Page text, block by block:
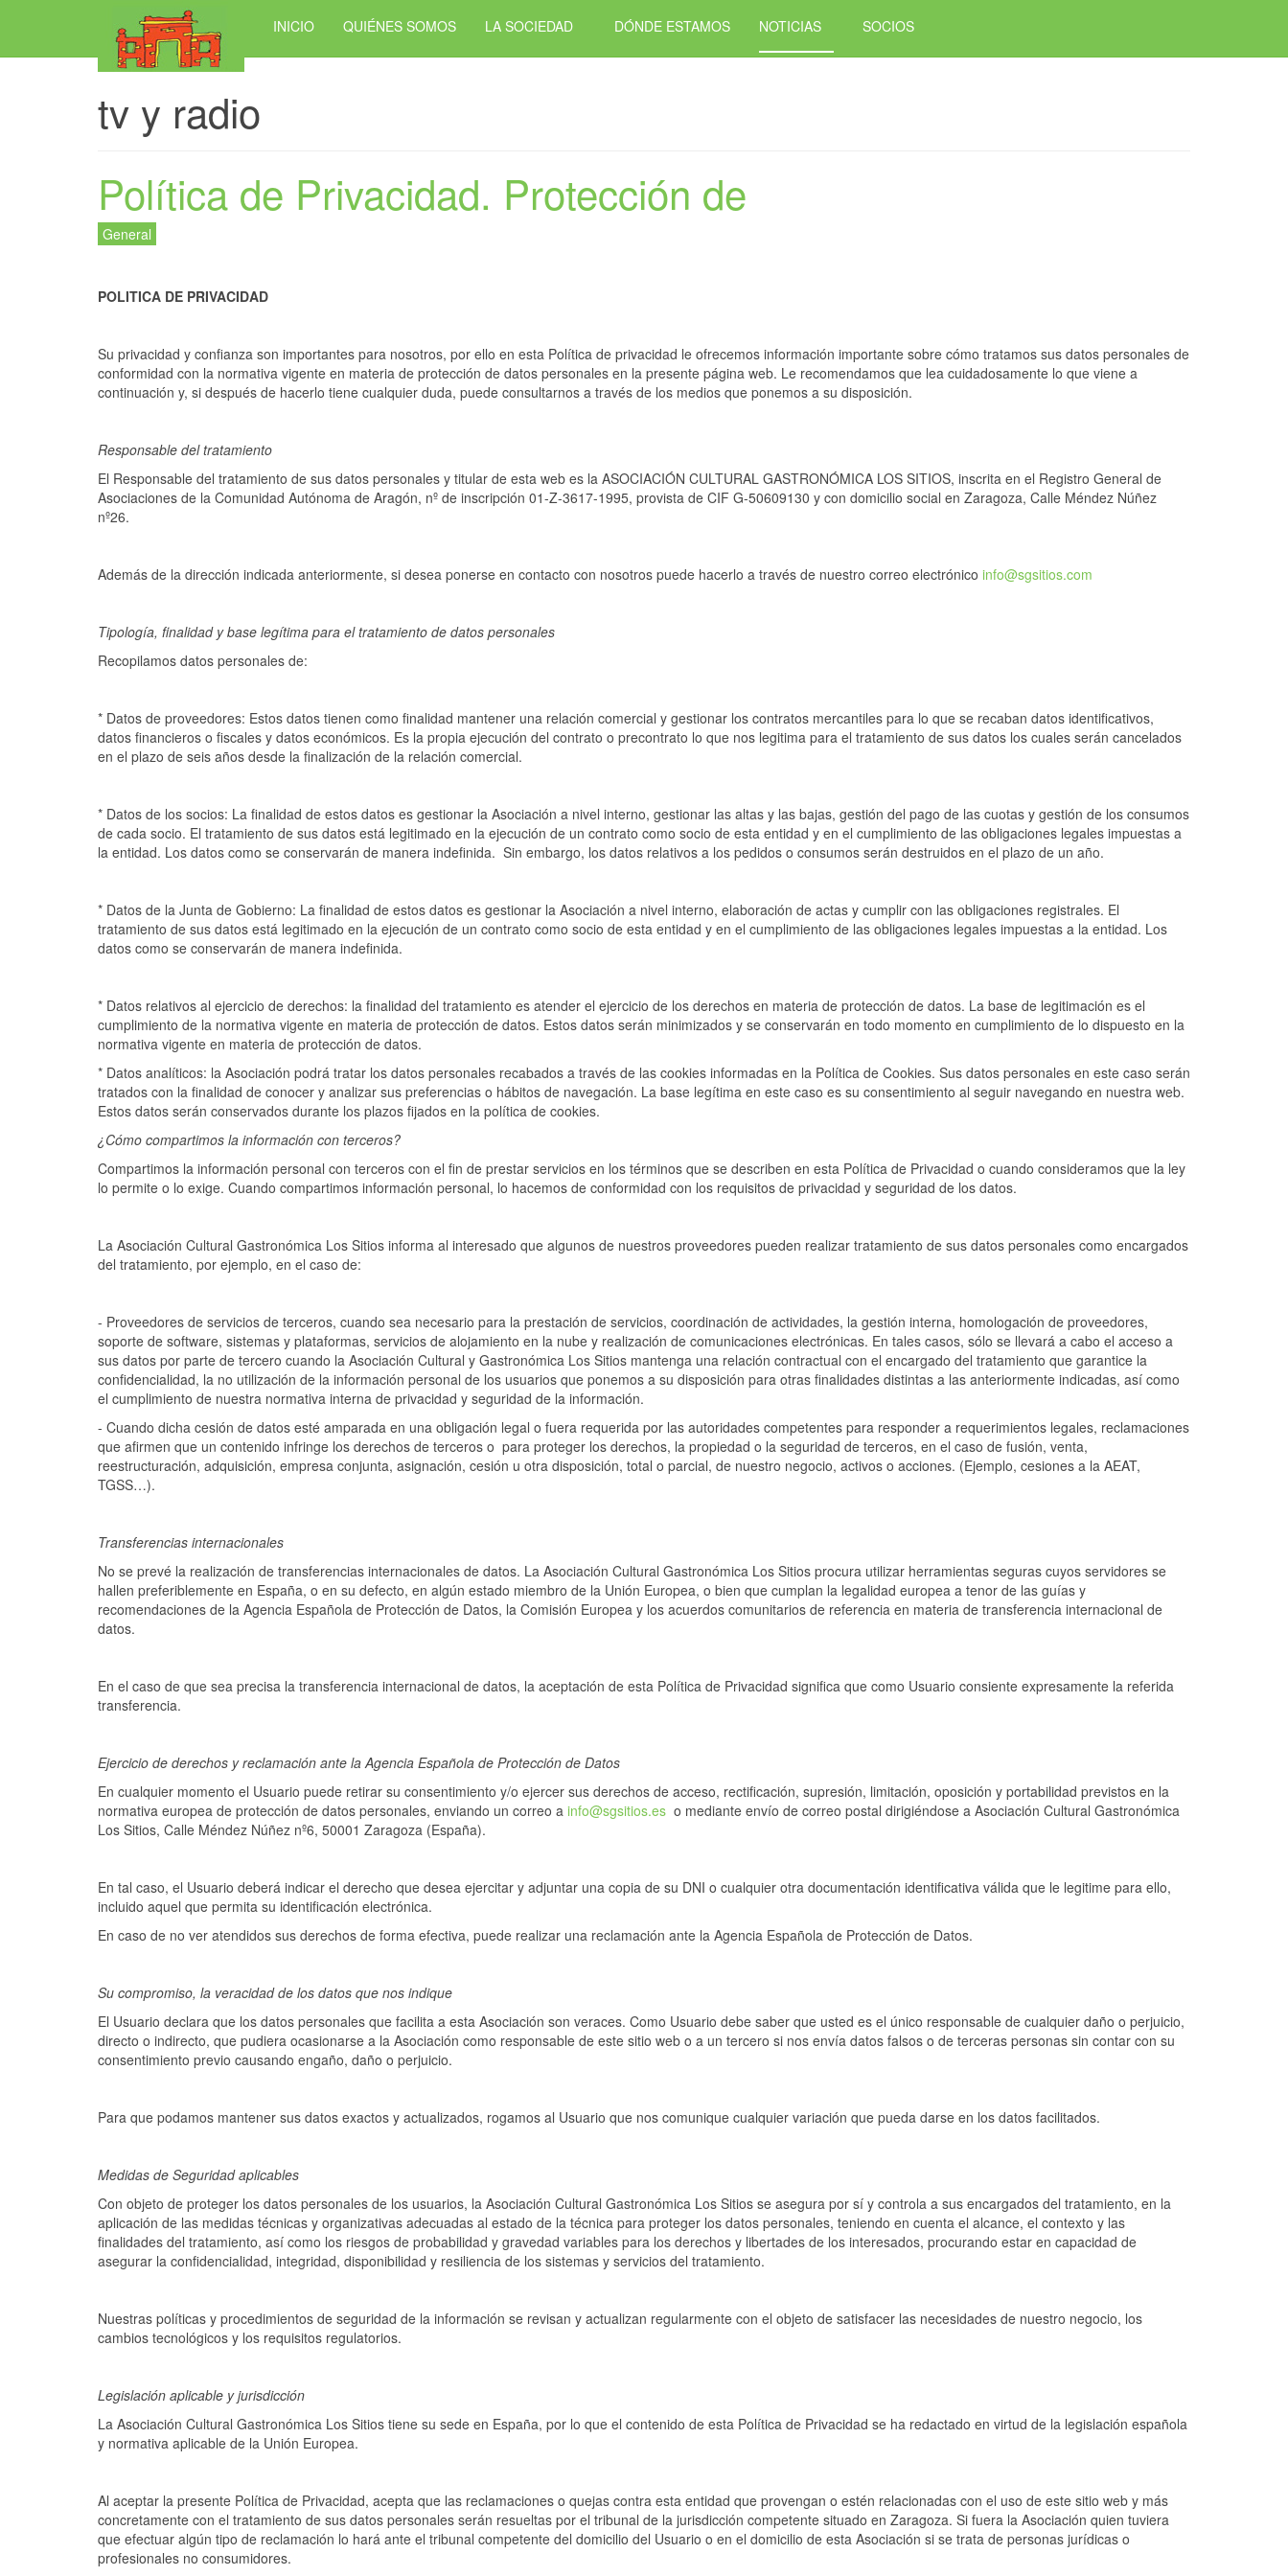
INICIO QUIÉNES SOMOS LA SOCIEDAD DÓNDE ESTAMOS NOTICIAS SOCIOS
tv y radio
Política de Privacidad. Protección de
General
POLITICA DE PRIVACIDAD
Su privacidad y confianza son importantes para nosotros, por ello en esta Política de privacidad le ofrecemos información importante sobre cómo tratamos sus datos personales de
conformidad con la normativa vigente en materia de protección de datos personales en la presente página web. Le recomendamos que lea cuidadosamente lo que viene a
continuación y, si después de hacerlo tiene cualquier duda, puede consultarnos a través de los medios que ponemos a su disposición.
Responsable del tratamiento
El Responsable del tratamiento de sus datos personales y titular de esta web es la ASOCIACIÓN CULTURAL GASTRONÓMICA LOS SITIOS, inscrita en el Registro General de
Asociaciones de la Comunidad Autónoma de Aragón, nº de inscripción 01-Z-3617-1995, provista de CIF G-50609130 y con domicilio social en Zaragoza, Calle Méndez Núñez
nº26.
Además de la dirección indicada anteriormente, si desea ponerse en contacto con nosotros puede hacerlo a través de nuestro correo electrónico info@sgsitios.com
Tipología, finalidad y base legítima para el tratamiento de datos personales
Recopilamos datos personales de:
* Datos de proveedores: Estos datos tienen como finalidad mantener una relación comercial y gestionar los contratos mercantiles para lo que se recaban datos identificativos,
datos financieros o fiscales y datos económicos. Es la propia ejecución del contrato o precontrato lo que nos legitima para el tratamiento de sus datos los cuales serán cancelados
en el plazo de seis años desde la finalización de la relación comercial.
* Datos de los socios: La finalidad de estos datos es gestionar la Asociación a nivel interno, gestionar las altas y las bajas, gestión del pago de las cuotas y gestión de los consumos
de cada socio. El tratamiento de sus datos está legitimado en la ejecución de un contrato como socio de esta entidad y en el cumplimiento de las obligaciones legales impuestas a
la entidad. Los datos como se conservarán de manera indefinida. Sin embargo, los datos relativos a los pedidos o consumos serán destruidos en el plazo de un año.
* Datos de la Junta de Gobierno: La finalidad de estos datos es gestionar la Asociación a nivel interno, elaboración de actas y cumplir con las obligaciones registrales. El
tratamiento de sus datos está legitimado en la ejecución de un contrato como socio de esta entidad y en el cumplimiento de las obligaciones legales impuestas a la entidad. Los
datos como se conservarán de manera indefinida.
* Datos relativos al ejercicio de derechos: la finalidad del tratamiento es atender el ejercicio de los derechos en materia de protección de datos. La base de legitimación es el
cumplimiento de la normativa vigente en materia de protección de datos. Estos datos serán minimizados y se conservarán en todo momento en cumplimiento de lo dispuesto en la
normativa vigente en materia de protección de datos.
* Datos analíticos: la Asociación podrá tratar los datos personales recabados a través de las cookies informadas en la Política de Cookies. Sus datos personales en este caso serán
tratados con la finalidad de conocer y analizar sus preferencias o hábitos de navegación. La base legítima en este caso es su consentimiento al seguir navegando en nuestra web.
Estos datos serán conservados durante los plazos fijados en la política de cookies.
¿Cómo compartimos la información con terceros?
Compartimos la información personal con terceros con el fin de prestar servicios en los términos que se describen en esta Política de Privacidad o cuando consideramos que la ley
lo permite o lo exige. Cuando compartimos información personal, lo hacemos de conformidad con los requisitos de privacidad y seguridad de los datos.
La Asociación Cultural Gastronómica Los Sitios informa al interesado que algunos de nuestros proveedores pueden realizar tratamiento de sus datos personales como encargados
del tratamiento, por ejemplo, en el caso de:
- Proveedores de servicios de terceros, cuando sea necesario para la prestación de servicios, coordinación de actividades, la gestión interna, homologación de proveedores,
soporte de software, sistemas y plataformas, servicios de alojamiento en la nube y realización de comunicaciones electrónicas. En tales casos, sólo se llevará a cabo el acceso a
sus datos por parte de tercero cuando la Asociación Cultural y Gastronómica Los Sitios mantenga una relación contractual con el encargado del tratamiento que garantice la
confidencialidad, la no utilización de la información personal de los usuarios que ponemos a su disposición para otras finalidades distintas a las anteriormente indicadas, así como
el cumplimiento de nuestra normativa interna de privacidad y seguridad de la información.
- Cuando dicha cesión de datos esté amparada en una obligación legal o fuera requerida por las autoridades competentes para responder a requerimientos legales, reclamaciones
que afirmen que un contenido infringe los derechos de terceros o para proteger los derechos, la propiedad o la seguridad de terceros, en el caso de fusión, venta,
reestructuración, adquisición, empresa conjunta, asignación, cesión u otra disposición, total o parcial, de nuestro negocio, activos o acciones. (Ejemplo, cesiones a la AEAT,
TGSS…).
Transferencias internacionales
No se prevé la realización de transferencias internacionales de datos. La Asociación Cultural Gastronómica Los Sitios procura utilizar herramientas seguras cuyos servidores se
hallen preferiblemente en España, o en su defecto, en algún estado miembro de la Unión Europea, o bien que cumplan la legalidad europea a tenor de las guías y
recomendaciones de la Agencia Española de Protección de Datos, la Comisión Europea y los acuerdos comunitarios de referencia en materia de transferencia internacional de
datos.
En el caso de que sea precisa la transferencia internacional de datos, la aceptación de esta Política de Privacidad significa que como Usuario consiente expresamente la referida
transferencia.
Ejercicio de derechos y reclamación ante la Agencia Española de Protección de Datos
En cualquier momento el Usuario puede retirar su consentimiento y/o ejercer sus derechos de acceso, rectificación, supresión, limitación, oposición y portabilidad previstos en la
normativa europea de protección de datos personales, enviando un correo a info@sgsitios.es o mediante envío de correo postal dirigiéndose a Asociación Cultural Gastronómica
Los Sitios, Calle Méndez Núñez nº6, 50001 Zaragoza (España).
En tal caso, el Usuario deberá indicar el derecho que desea ejercitar y adjuntar una copia de su DNI o cualquier otra documentación identificativa válida que le legitime para ello,
incluido aquel que permita su identificación electrónica.
En caso de no ver atendidos sus derechos de forma efectiva, puede realizar una reclamación ante la Agencia Española de Protección de Datos.
Su compromiso, la veracidad de los datos que nos indique
El Usuario declara que los datos personales que facilita a esta Asociación son veraces. Como Usuario debe saber que usted es el único responsable de cualquier daño o perjuicio,
directo o indirecto, que pudiera ocasionarse a la Asociación como responsable de este sitio web o a un tercero si nos envía datos falsos o de terceras personas sin contar con su
consentimiento previo causando engaño, daño o perjuicio.
Para que podamos mantener sus datos exactos y actualizados, rogamos al Usuario que nos comunique cualquier variación que pueda darse en los datos facilitados.
Medidas de Seguridad aplicables
Con objeto de proteger los datos personales de los usuarios, la Asociación Cultural Gastronómica Los Sitios se asegura por sí y controla a sus encargados del tratamiento, en la
aplicación de las medidas técnicas y organizativas adecuadas al estado de la técnica para proteger los datos personales, teniendo en cuenta el alcance, el contexto y las
finalidades del tratamiento, así como los riesgos de probabilidad y gravedad variables para los derechos y libertades de los interesados, procurando estar en capacidad de
asegurar la confidencialidad, integridad, disponibilidad y resiliencia de los sistemas y servicios del tratamiento.
Nuestras políticas y procedimientos de seguridad de la información se revisan y actualizan regularmente con el objeto de satisfacer las necesidades de nuestro negocio, los
cambios tecnológicos y los requisitos regulatorios.
Legislación aplicable y jurisdicción
La Asociación Cultural Gastronómica Los Sitios tiene su sede en España, por lo que el contenido de esta Política de Privacidad se ha redactado en virtud de la legislación española
y normativa aplicable de la Unión Europea.
Al aceptar la presente Política de Privacidad, acepta que las reclamaciones o quejas contra esta entidad que provengan o estén relacionadas con el uso de este sitio web y más
concretamente con el tratamiento de sus datos personales serán resueltas por el tribunal de la jurisdicción competente situado en Zaragoza. Si fuera la Asociación quien tuviera
que efectuar algún tipo de reclamación lo hará ante el tribunal competente del domicilio del Usuario o en el domicilio de esta Asociación si se trata de personas jurídicas o
profesionales no consumidores.